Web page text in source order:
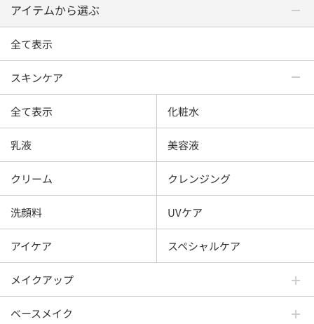
アイテムから選ぶ
全て表示
スキンケア
全て表示 化粧水
乳液 美容液
クリーム クレンジング
洗顔料 UVケア
アイケア スペシャルケア
メイクアップ
ベースメイク